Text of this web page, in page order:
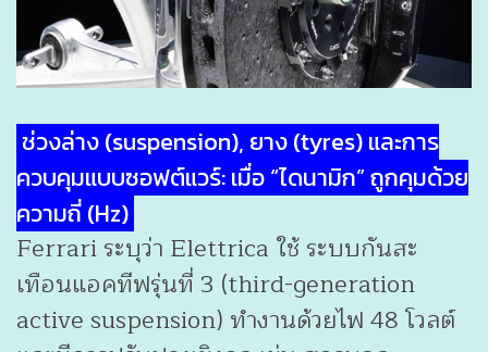
ช่วงล่าง (suspension), ยาง (tyres) และการ
ควบคุมแบบซอฟต์แวร์: เมื่อ “ไดนามิก” ถูกคุมด้วย
ความถี่ (Hz)
Ferrari ระบุว่า Elettrica ใช้ ระบบกันสะ
เทือนแอคทีฟรุ่นที่ 3 (third-generation
active suspension) ทำงานด้วยไฟ 48 โวลต์